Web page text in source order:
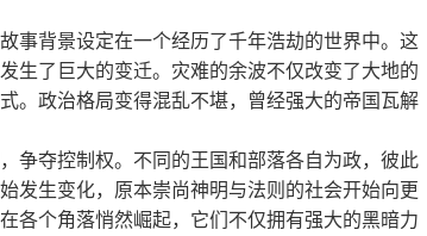
事背景设定在一个经历了千年浩劫的世界中。这
生了巨大的变迁。灾难的余波不仅改变了大地的
。政治格局变得混乱不堪，曾经强大的帝国瓦解
争夺控制权。不同的王国和部落各自为政，彼此
发生变化，原本崇尚神明与法则的社会开始向更
各个角落悄然崛起，它们不仅拥有强大的黑暗力